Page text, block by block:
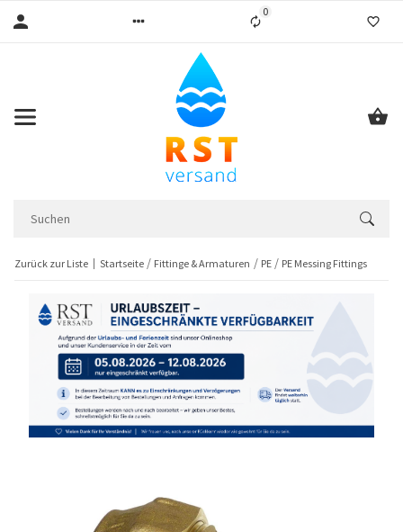
0Liste ist leer
Zurück zur Liste Startseite Fittinge & Armaturen PE PE Messing Fittings